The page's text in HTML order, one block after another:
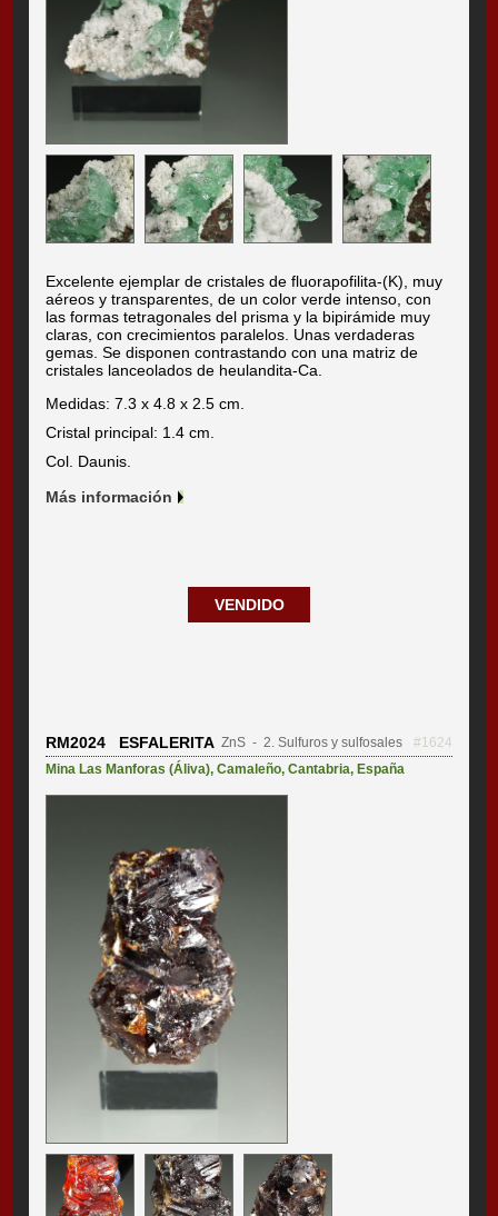
Excelente ejemplar de cristales de fluorapofilita-(K), muy
aéreos y transparentes, de un color verde intenso, con
las formas tetragonales del prisma y la bipirámide muy
claras, con crecimientos paralelos. Unas verdaderas
gemas. Se disponen contrastando con una matriz de
cristales lanceolados de heulandita-Ca.
Medidas: 7.3 x 4.8 x 2.5 cm.
Cristal principal: 1.4 cm.
Col. Daunis.
Más información
VENDIDO
RM2024 ESFALERITA ZnS- 2. Sulfuros y sulfosales
#1624
Mina Las Manforas (Áliva),Camaleño,Cantabria,España